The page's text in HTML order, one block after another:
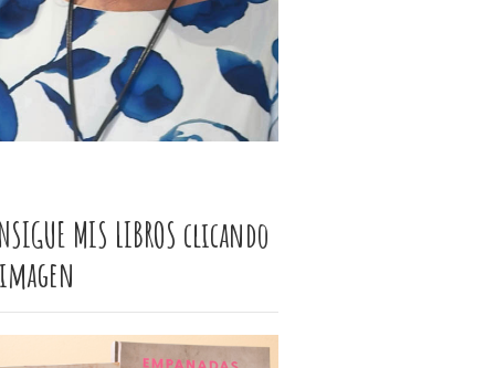
MIS LIBROS clicando